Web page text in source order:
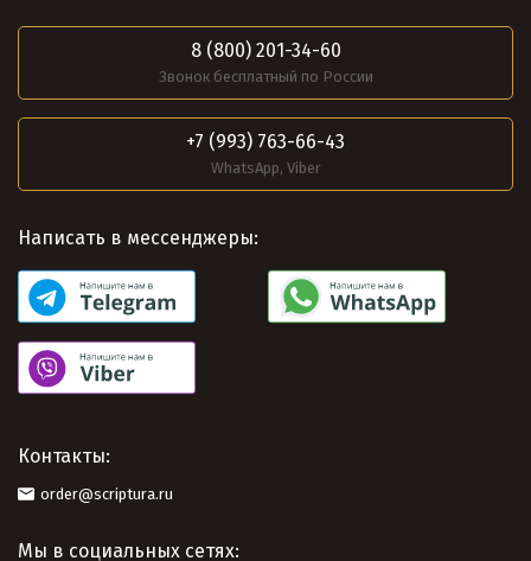
8 (800) 201-34-60
Звонок бесплатный по России
+7 (993) 763-66-43
WhatsApp, Viber
Написать в мессенджеры:
Контакты:
order@scriptura.ru
Мы в социальных сетях: